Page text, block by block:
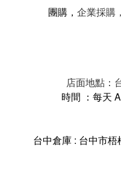
團購， 企業採購
店面地點：
時間 ：每天
台中倉庫 : 台中市